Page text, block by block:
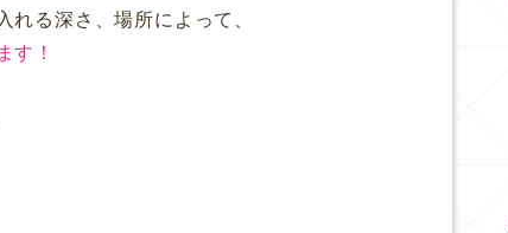
れる深さ、場所によって、
す！